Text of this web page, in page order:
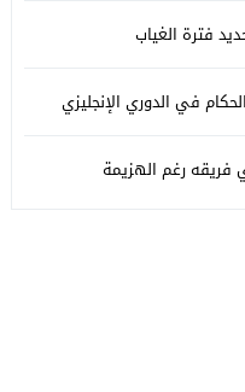
فترة الغياب
في الدوري الإنجليزي
فريقه رغم الهزيمة